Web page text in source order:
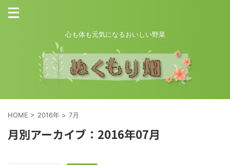
心も体も元気になるおいしい野菜
HOME > 2016年 > 7月
月別アーカイブ：2016年07月